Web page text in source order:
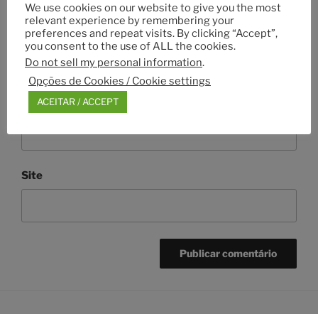
Nome*
Email*
Site
We use cookies on our website to give you the most
relevant experience by remembering your
preferences and repeat visits. By clicking “Accept”,
you consent to the use of ALL the cookies.
Do not sell my personal information.
Opções de Cookies / Cookie settings
ACEITAR / ACCEPT